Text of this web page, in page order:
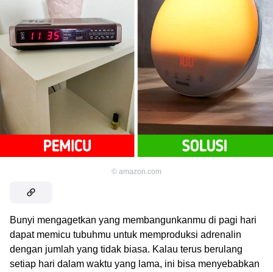
© amazon.com
Bunyi mengagetkan yang membangunkanmu di pagi hari
dapat memicu tubuhmu untuk memproduksi adrenalin
dengan jumlah yang tidak biasa. Kalau terus berulang
setiap hari dalam waktu yang lama, ini bisa menyebabkan